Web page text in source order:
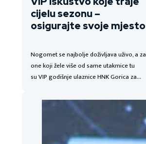
cijelu sezonu –
osigurajte svoje mjesto
Nogomet se najbolje doživljava uživo, a za
one koji žele više od same utakmice tu
su VIP godišnje ulaznice HNK Gorica za…